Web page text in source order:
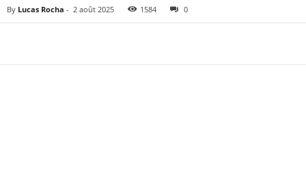
By Lucas Rocha - 2 août 2025 1584 0